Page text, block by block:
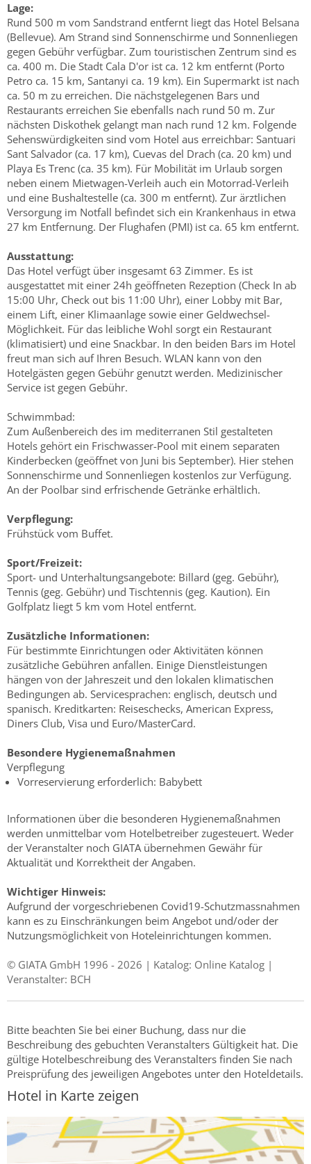
Lage:
Rund 500 m vom Sandstrand entfernt liegt das Hotel Belsana
(Bellevue). Am Strand sind Sonnenschirme und Sonnenliegen
gegen Gebühr verfügbar. Zum touristischen Zentrum sind es
ca. 400 m. Die Stadt Cala D'or ist ca. 12 km entfernt (Porto
Petro ca. 15 km, Santanyi ca. 19 km). Ein Supermarkt ist nach
ca. 50 m zu erreichen. Die nächstgelegenen Bars und
Restaurants erreichen Sie ebenfalls nach rund 50 m. Zur
nächsten Diskothek gelangt man nach rund 12 km. Folgende
Sehenswürdigkeiten sind vom Hotel aus erreichbar: Santuari
Sant Salvador (ca. 17 km), Cuevas del Drach (ca. 20 km) und
Playa Es Trenc (ca. 35 km). Für Mobilität im Urlaub sorgen
neben einem Mietwagen-Verleih auch ein Motorrad-Verleih
und eine Bushaltestelle (ca. 300 m entfernt). Zur ärztlichen
Versorgung im Notfall befindet sich ein Krankenhaus in etwa
27 km Entfernung. Der Flughafen (PMI) ist ca. 65 km entfernt.
Ausstattung:
Das Hotel verfügt über insgesamt 63 Zimmer. Es ist
ausgestattet mit einer 24h geöffneten Rezeption (Check In ab
15:00 Uhr, Check out bis 11:00 Uhr), einer Lobby mit Bar,
einem Lift, einer Klimaanlage sowie einer Geldwechsel-
Möglichkeit. Für das leibliche Wohl sorgt ein Restaurant
(klimatisiert) und eine Snackbar. In den beiden Bars im Hotel
freut man sich auf Ihren Besuch. WLAN kann von den
Hotelgästen gegen Gebühr genutzt werden. Medizinischer
Service ist gegen Gebühr.
Schwimmbad:
Zum Außenbereich des im mediterranen Stil gestalteten
Hotels gehört ein Frischwasser-Pool mit einem separaten
Kinderbecken (geöffnet von Juni bis September). Hier stehen
Sonnenschirme und Sonnenliegen kostenlos zur Verfügung.
An der Poolbar sind erfrischende Getränke erhältlich.
Verpflegung:
Frühstück vom Buffet.
Sport/Freizeit:
Sport- und Unterhaltungsangebote: Billard (geg. Gebühr),
Tennis (geg. Gebühr) und Tischtennis (geg. Kaution). Ein
Golfplatz liegt 5 km vom Hotel entfernt.
Zusätzliche Informationen:
Für bestimmte Einrichtungen oder Aktivitäten können
zusätzliche Gebühren anfallen. Einige Dienstleistungen
hängen von der Jahreszeit und den lokalen klimatischen
Bedingungen ab. Servicesprachen: englisch, deutsch und
spanisch. Kreditkarten: Reiseschecks, American Express,
Diners Club, Visa und Euro/MasterCard.
Besondere Hygienemaßnahmen
Verpflegung
Vorreservierung erforderlich: Babybett
Informationen über die besonderen Hygienemaßnahmen
werden unmittelbar vom Hotelbetreiber zugesteuert. Weder
der Veranstalter noch GIATA übernehmen Gewähr für
Aktualität und Korrektheit der Angaben.
Wichtiger Hinweis:
Aufgrund der vorgeschriebenen Covid19-Schutzmassnahmen
kann es zu Einschränkungen beim Angebot und/oder der
Nutzungsmöglichkeit von Hoteleinrichtungen kommen.
© GIATA GmbH 1996 - 2026 | Katalog: Online Katalog |
Veranstalter: BCH
Bitte beachten Sie bei einer Buchung, dass nur die
Beschreibung des gebuchten Veranstalters Gültigkeit hat. Die
gültige Hotelbeschreibung des Veranstalters finden Sie nach
Preisprüfung des jeweiligen Angebotes unter den Hoteldetails.
Hotel in Karte zeigen